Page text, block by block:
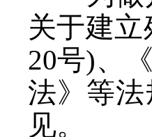
关于建
20号)、
法》等
见。